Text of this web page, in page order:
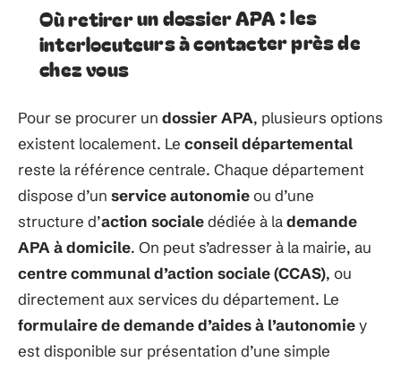
Où retirer un dossier APA : les
interlocuteurs à contacter près de
chez vous
Pour se procurer un dossier APA, plusieurs options
existent localement. Le conseil départemental
reste la référence centrale. Chaque département
dispose d’un service autonomieou d’une
structure d’action socialedédiée à lademande
APA à domicile. On peut s’adresser à la mairie, au
centre communal d’action sociale (CCAS), ou
directement aux services du département. Le
formulaire de demande d’aides à l’autonomiey
est disponible sur présentation d’une simple